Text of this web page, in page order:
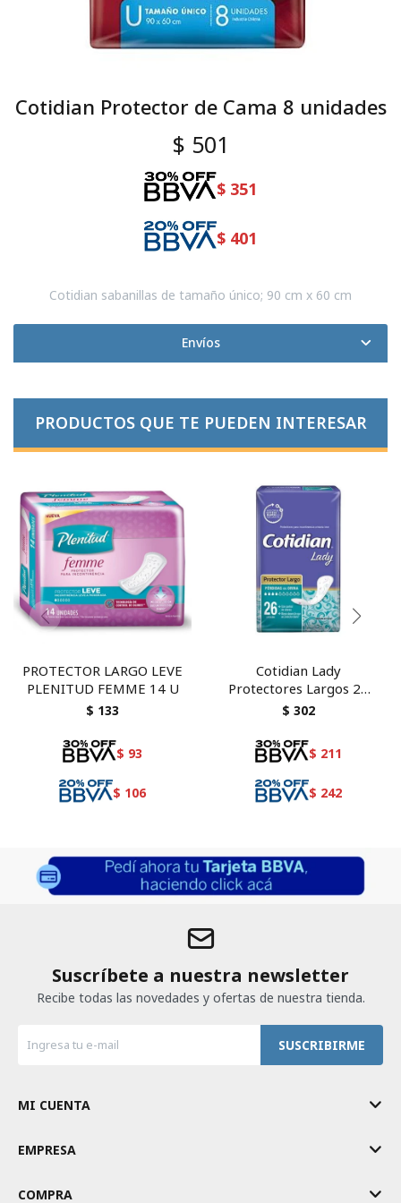
Cotidian Protector de Cama 8 unidades
$ 501
$ 351
$ 401
Cotidian sabanillas de tamaño único; 90 cm x 60 cm
Envíos
PRODUCTOS QUE TE PUEDEN INTERESAR
PROTECTOR LARGO LEVE
PLENITUD FEMME 14 U
$ 133
$ 93
$ 106
Cotidian Lady
Protectores Largos 26
unidades.
$ 302
$ 211
$ 242
Suscríbete a nuestra newsletter
Recibe todas las novedades y ofertas de nuestra tienda.
SUSCRIBIRME
MI CUENTA
EMPRESA
COMPRA